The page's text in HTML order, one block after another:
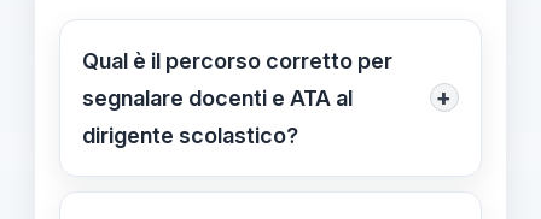
Qual è il percorso corretto per
segnalare docenti e ATA al
dirigente scolastico?
+
Le segnalazioni su docenti, educatori,